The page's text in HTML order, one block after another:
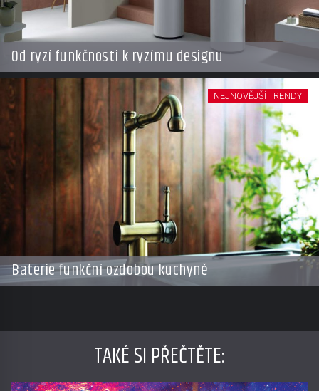
Od ryzí funkčnosti k ryzímu designu
Baterie funkční ozdobou kuchyně
NEJNOVĚJŠÍ TRENDY
TAKÉ SI PŘEČTĚTE: